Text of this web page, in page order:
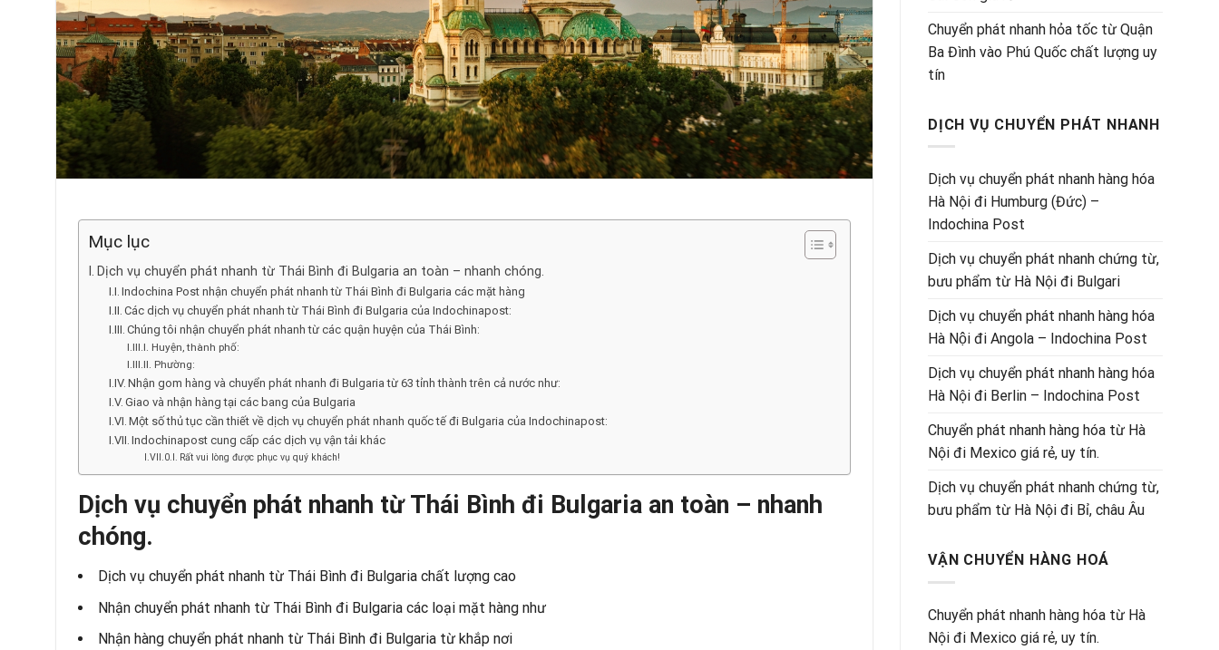
Mục lục
Dịch vụ chuyển phát nhanh từ Thái Bình đi Bulgaria an toàn – nhanh chóng.
Indochina Post nhận chuyển phát nhanh từ Thái Bình đi Bulgaria các mặt hàng
Các dịch vụ chuyển phát nhanh từ Thái Bình đi Bulgaria của Indochinapost:
Chúng tôi nhận chuyển phát nhanh từ các quận huyện của Thái Bình:
Huyện, thành phố:
Phường:
Nhận gom hàng và chuyển phát nhanh đi Bulgaria từ 63 tỉnh thành trên cả nước như:
Giao và nhận hàng tại các bang của Bulgaria
Một số thủ tục cần thiết về dịch vụ chuyển phát nhanh quốc tế đi Bulgaria của Indochinapost:
Indochinapost cung cấp các dịch vụ vận tải khác
Rất vui lòng được phục vụ quý khách!
Dịch vụ chuyển phát nhanh từ Thái Bình đi Bulgaria an toàn – nhanh
chóng.
Dịch vụ chuyển phát nhanh từ Thái Bình đi Bulgaria chất lượng cao
Nhận chuyển phát nhanh từ Thái Bình đi Bulgaria các loại mặt hàng như
Nhận hàng chuyển phát nhanh từ Thái Bình đi Bulgaria từ khắp nơi
Chuyển phát nhanh hỏa tốc từ Quận
Ba Đình vào Phú Quốc chất lượng uy
tín
DỊCH VỤ CHUYỂN PHÁT NHANH
Dịch vụ chuyển phát nhanh hàng hóa
Hà Nội đi Humburg (Đức) –
Indochina Post
Dịch vụ chuyển phát nhanh chứng từ,
bưu phẩm từ Hà Nội đi Bulgari
Dịch vụ chuyển phát nhanh hàng hóa
Hà Nội đi Angola – Indochina Post
Dịch vụ chuyển phát nhanh hàng hóa
Hà Nội đi Berlin – Indochina Post
Chuyển phát nhanh hàng hóa từ Hà
Nội đi Mexico giá rẻ, uy tín.
Dịch vụ chuyển phát nhanh chứng từ,
bưu phẩm từ Hà Nội đi Bỉ, châu Âu
VẬN CHUYỂN HÀNG HOÁ
Chuyển phát nhanh hàng hóa từ Hà
Nội đi Mexico giá rẻ, uy tín.